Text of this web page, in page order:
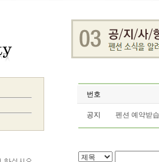
번호
공지 펜션 예약받